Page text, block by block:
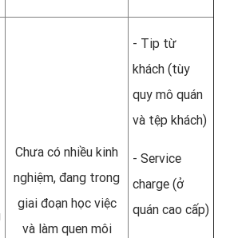
Chưa có nhiều kinh
nghiệm, đang trong
giai đoạn học việc
và làm quen môi
- Tip từ
khách (tùy
quy mô quán
và tệp khách)
- Service
charge (ở
quán cao cấp)